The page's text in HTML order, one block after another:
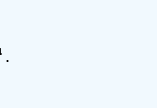
64
.